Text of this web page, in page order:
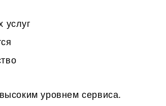
услуг
уровнем сервиса.